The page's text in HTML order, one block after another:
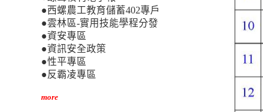
●西螺農工教育儲蓄402專戶
●雲林區-實用技能學程分發
●資安專區
●資訊安全政策
●性平專區
●反霸凌專區
more